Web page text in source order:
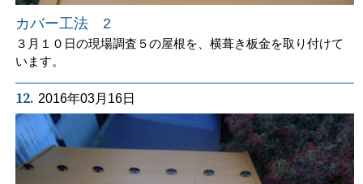
カバー工法 2
３月１０日の現場調査５の屋根を、横葺き板金を取り付けて
います。
12. 2016年03月16日